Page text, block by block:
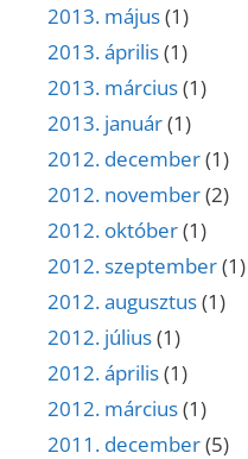
2013. május(1)
2013. április(1)
2013. március(1)
2013. január(1)
2012. december(1)
2012. november(2)
2012. október(1)
2012. szeptember(1)
2012. augusztus(1)
2012. július(1)
2012. április(1)
2012. március(1)
2011. december(5)